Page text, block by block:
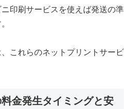
印刷サービスを使えば発送の準
これらのネットプリントサービ
金発生タイミングと安